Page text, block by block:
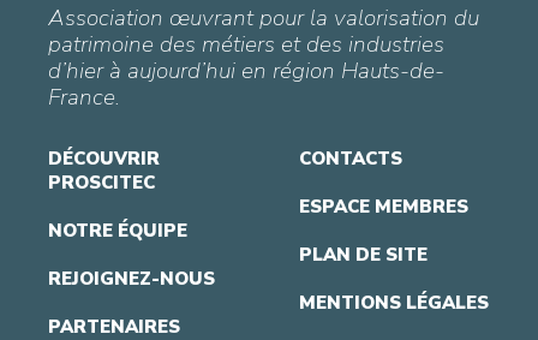
Association œuvrant pour la valorisation du
patrimoine des métiers et des industries
d’hier à aujourd’hui en région Hauts-de-
France.
DÉCOUVRIR
PROSCITEC
NOTRE ÉQUIPE
REJOIGNEZ-NOUS
PARTENAIRES
CONTACTS
ESPACE MEMBRES
PLAN DE SITE
MENTIONS LÉGALES